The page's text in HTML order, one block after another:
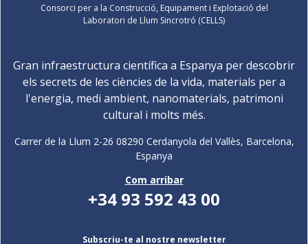
Consorci per a la Construcció, Equipament i Explotació del
Laboratori de Llum Sincrotró (CELLS)
Gran infraestructura científica a Espanya per descobrir
els secrets de les ciències de la vida, materials per a
l'energia, medi ambient, nanomaterials, patrimoni
cultural i molts més.
Carrer de la Llum 2-26 08290 Cerdanyola del Vallès, Barcelona,
Espanya
Com arribar
+34 93 592 43 00
Subscriu-te al nostre newsletter